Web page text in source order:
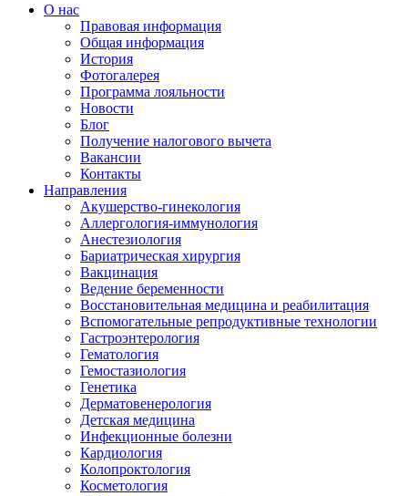
О нас
Правовая информация
Общая информация
История
Фотогалерея
Программа лояльности
Новости
Блог
Получение налогового вычета
Вакансии
Контакты
Направления
Акушерство-гинекология
Аллергология-иммунология
Анестезиология
Бариатрическая хирургия
Вакцинация
Ведение беременности
Восстановительная медицина и реабилитация
Вспомогательные репродуктивные технологии
Гастроэнтерология
Гематология
Гемостазиология
Генетика
Дерматовенерология
Детская медицина
Инфекционные болезни
Кардиология
Колопроктология
Косметология